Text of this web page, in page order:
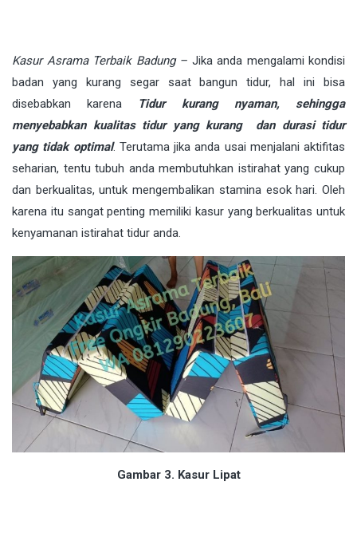
Kasur Asrama Terbaik Badung – Jika anda mengalami kondisi
badan yang kurang segar saat bangun tidur, hal ini bisa
disebabkan karena Tidur kurang nyaman, sehingga
menyebabkan kualitas tidur yang kurang dan durasi tidur
yang tidak optimal. Terutama jika anda usai menjalani aktifitas
seharian, tentu tubuh anda membutuhkan istirahat yang cukup
dan berkualitas, untuk mengembalikan stamina esok hari. Oleh
karena itu sangat penting memiliki kasur yang berkualitas untuk
kenyamanan istirahat tidur anda.
Gambar 3. Kasur Lipat